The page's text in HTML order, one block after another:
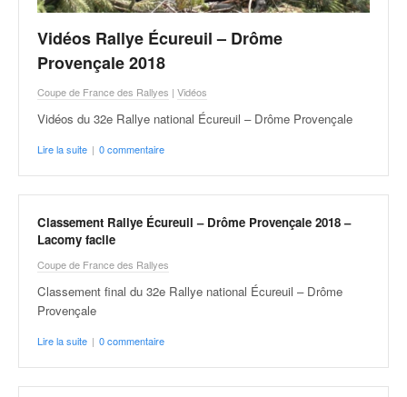
Vidéos Rallye Écureuil – Drôme
Provençale 2018
Coupe de France des Rallyes | Vidéos
Vidéos du 32e Rallye national Écureuil – Drôme Provençale
Lire la suite | 0 commentaire
Classement Rallye Écureuil – Drôme Provençale 2018 –
Lacomy facile
Coupe de France des Rallyes
Classement final du 32e Rallye national Écureuil – Drôme
Provençale
Lire la suite | 0 commentaire